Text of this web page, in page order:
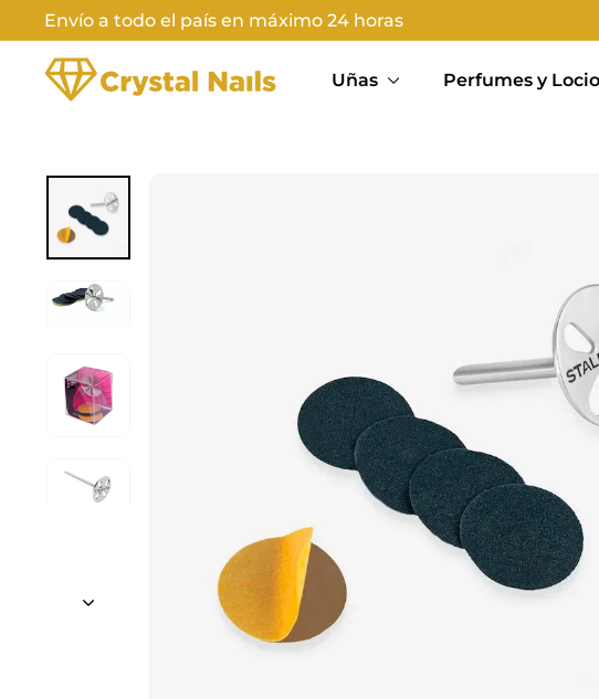
directamente
contenido
Diapositivas
pausa
Envío a todo el país en máximo 24 horas
C
R
A
L
N
Uñas Perfumes y